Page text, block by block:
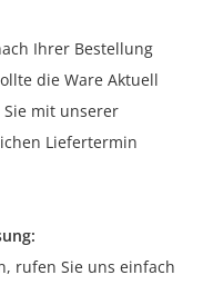
Ihrer Bestellung
die Ware Aktuell
mit unserer
Liefertermin
rufen Sie uns einfach